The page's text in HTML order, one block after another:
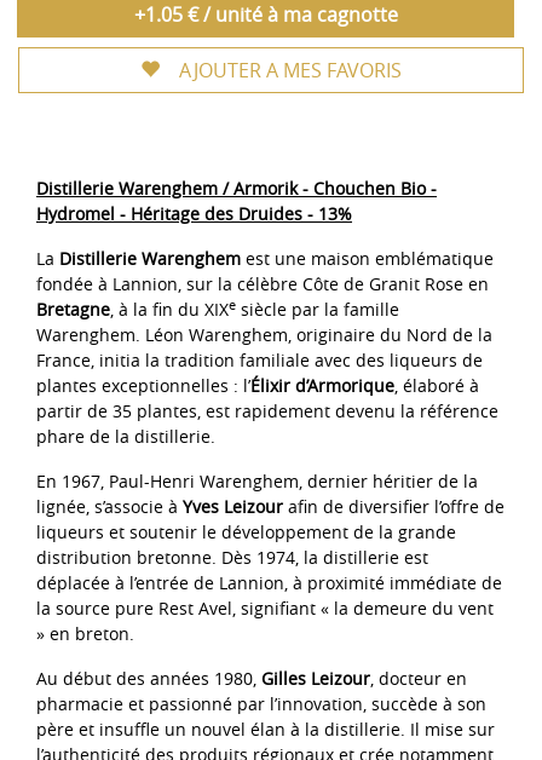
+1.05 € / unité à ma cagnotte
AJOUTER A MES FAVORIS
Distillerie Warenghem / Armorik - Chouchen Bio -
Hydromel - Héritage des Druides - 13%
La Distillerie Warenghem est une maison emblématique
fondée à Lannion, sur la célèbre Côte de Granit Rose en
Bretagne, à la fin du XIXe siècle par la famille
Warenghem. Léon Warenghem, originaire du Nord de la
France, initia la tradition familiale avec des liqueurs de
plantes exceptionnelles : l’Élixir d’Armorique, élaboré à
partir de 35 plantes, est rapidement devenu la référence
phare de la distillerie.
En 1967, Paul-Henri Warenghem, dernier héritier de la
lignée, s’associe à Yves Leizour afin de diversifier l’offre de
liqueurs et soutenir le développement de la grande
distribution bretonne. Dès 1974, la distillerie est
déplacée à l’entrée de Lannion, à proximité immédiate de
la source pure Rest Avel, signifiant « la demeure du vent
» en breton.
Au début des années 1980, Gilles Leizour, docteur en
pharmacie et passionné par l’innovation, succède à son
père et insuffle un nouvel élan à la distillerie. Il mise sur
l’authenticité des produits régionaux et crée notamment